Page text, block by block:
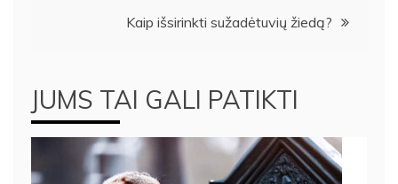
Kaip išsirinkti sužadėtuvių žiedą?
JUMS TAI GALI PATIKTI